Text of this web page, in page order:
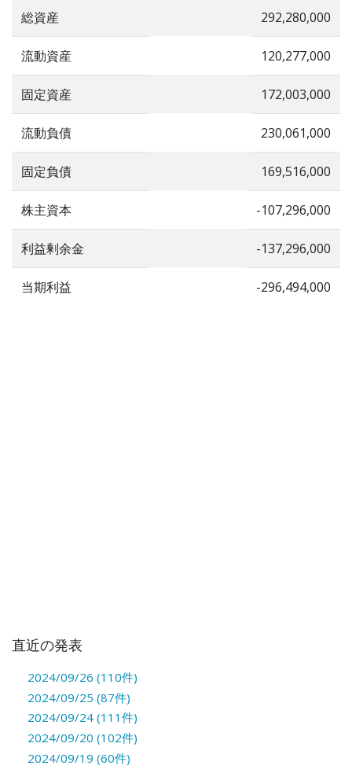
総資産 292,280,000
流動資産 120,277,000
固定資産 172,003,000
流動負債 230,061,000
固定負債 169,516,000
株主資本 -107,296,000
利益剰余金 -137,296,000
当期利益 -296,494,000
直近の発表
2024/09/26 (110件)
2024/09/25 (87件)
2024/09/24 (111件)
2024/09/20 (102件)
2024/09/19 (60件)